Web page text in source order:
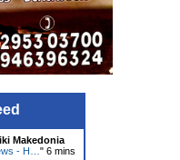
Makedonia
- Η… " 6 mins